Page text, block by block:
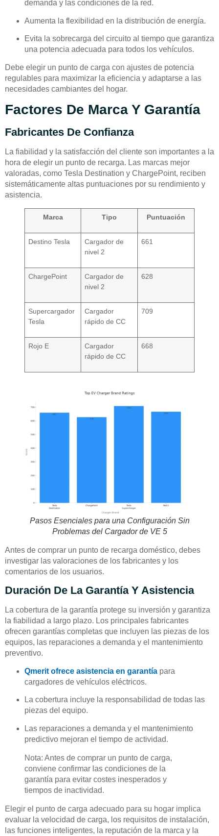
demanda y las condiciones de la red.
Aumenta la flexibilidad en la distribución de energía.
Evita la sobrecarga del circuito al tiempo que garantiza
una potencia adecuada para todos los vehículos.
Debe elegir un punto de carga con ajustes de potencia
regulables para maximizar la eficiencia y adaptarse a las
necesidades cambiantes del hogar.
Factores De Marca Y Garantía
Fabricantes De Confianza
La fiabilidad y la satisfacción del cliente son importantes a la
hora de elegir un punto de recarga. Las marcas mejor
valoradas, como Tesla Destination y ChargePoint, reciben
sistemáticamente altas puntuaciones por su rendimiento y
asistencia.
Marca Tipo Puntuación
Destino Tesla
Cargador de
nivel 2
661
ChargePoint
Cargador de
nivel 2
628
Supercargador
Tesla
Cargador
rápido de CC
709
Rojo E
Cargador
rápido de CC
668
Pasos Esenciales para una Configuración Sin
Problemas del Cargador de VE 5
Antes de comprar un punto de recarga doméstico, debes
investigar las valoraciones de los fabricantes y los
comentarios de los usuarios.
Duración De La Garantía Y Asistencia
La cobertura de la garantía protege su inversión y garantiza
la fiabilidad a largo plazo. Los principales fabricantes
ofrecen garantías completas que incluyen las piezas de los
equipos, las reparaciones a demanda y el mantenimiento
preventivo.
Qmerit ofrece asistencia en garantía para
cargadores de vehículos eléctricos.
La cobertura incluye la responsabilidad de todas las
piezas del equipo.
Las reparaciones a demanda y el mantenimiento
predictivo mejoran el tiempo de actividad.
Nota: Antes de comprar un punto de carga,
conviene confirmar las condiciones de la
garantía para evitar costes inesperados y
tiempos de inactividad.
Elegir el punto de carga adecuado para su hogar implica
evaluar la velocidad de carga, los requisitos de instalación,
las funciones inteligentes, la reputación de la marca y la